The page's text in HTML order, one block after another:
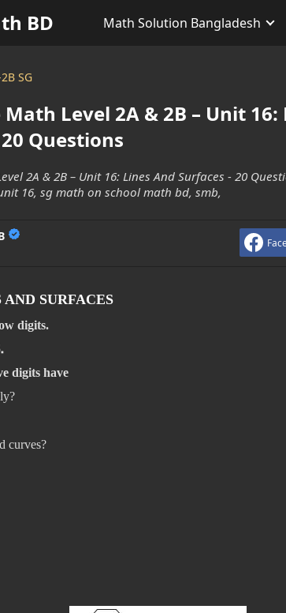
BD Math Solution Bangladesh
SG
Level 2A & 2B – Unit 16:
Questions
2A & 2B – Unit 16: Lines And Surfaces - 20
16, sg math on school math bd, smb,
SURFACES
digits.
digits have
curves?